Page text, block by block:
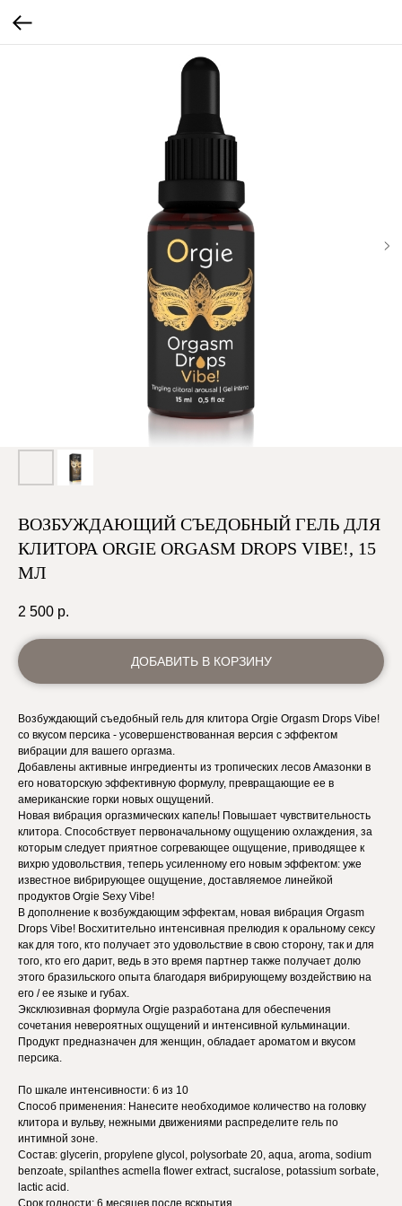
ВОЗБУЖДАЮЩИЙ СЪЕДОБНЫЙ ГЕЛЬ ДЛЯ
КЛИТОРА ORGIE ORGASM DROPS VIBE!, 15
МЛ
2 500 р.
ДОБАВИТЬ В КОРЗИНУ
Возбуждающий съедобный гель для клитора Orgie Orgasm Drops Vibe!
со вкусом персика - усовершенствованная версия с эффектом
вибрации для вашего оргазма.
Добавлены активные ингредиенты из тропических лесов Амазонки в
его новаторскую эффективную формулу, превращающие ее в
американские горки новых ощущений.
Новая вибрация оргазмических капель! Повышает чувствительность
клитора. Способствует первоначальному ощущению охлаждения, за
которым следует приятное согревающее ощущение, приводящее к
вихрю удовольствия, теперь усиленному его новым эффектом: уже
известное вибрирующее ощущение, доставляемое линейкой
продуктов Orgie Sexy Vibe!
В дополнение к возбуждающим эффектам, новая вибрация Orgasm
Drops Vibe! Восхитительно интенсивная прелюдия к оральному сексу
как для того, кто получает это удовольствие в свою сторону, так и для
того, кто его дарит, ведь в это время партнер также получает долю
этого бразильского опыта благодаря вибрирующему воздействию на
его / ее языке и губах.
Эксклюзивная формула Orgie разработана для обеспечения
сочетания невероятных ощущений и интенсивной кульминации.
Продукт предназначен для женщин, обладает ароматом и вкусом
персика.
По шкале интенсивности: 6 из 10
Способ применения: Нанесите необходимое количество на головку
клитора и вульву, нежными движениями распределите гель по
интимной зоне.
Состав: glycerin, propylene glycol, polysorbate 20, aqua, aroma, sodium
benzoate, spilanthes acmella flower extract, sucralose, potassium sorbate,
lactic acid.